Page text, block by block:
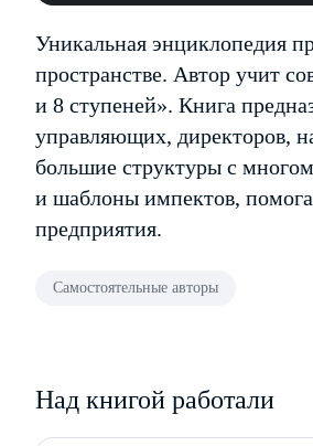
Уникальная энциклопедия
пространстве. Автор учит
и 8 ступеней». Книга
управляющих, директоров,
большие структуры с
и шаблоны импектов,
предприятия.
Самостоятельные авторы
Над книгой работали